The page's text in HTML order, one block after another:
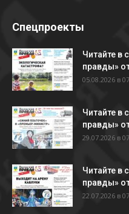
Спецпроекты
Читайте в
правды»
05.08.2026 в
Читайте в
правды»
29.07.2026 в
Читайте в
правды»
22.07.2026 в